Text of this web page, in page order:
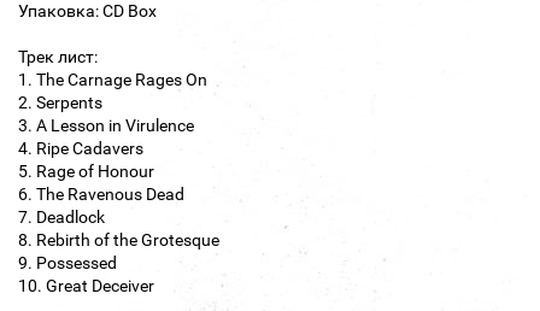
Упаковка: CD Box
Трек лист:
1. The Carnage Rages On
2. Serpents
3. A Lesson in Virulence
4. Ripe Cadavers
5. Rage of Honour
6. The Ravenous Dead
7. Deadlock
8. Rebirth of the Grotesque
9. Possessed
10. Great Deceiver